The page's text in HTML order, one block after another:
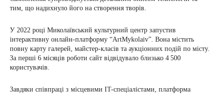
тим, що надихнуло його на створення творів.
У 2022 році Миколаївський культурний центр запустив
інтерактивну онлайн-платформу “ArtMykolaiv”. Вона містить
повну карту галерей, майстер-класів та аукціонних подій по місту.
За перші 6 місяців роботи сайт відвідувало близько 4 500
користувачів.
Завдяки співпраці з місцевими IT-спеціалістами, платформа